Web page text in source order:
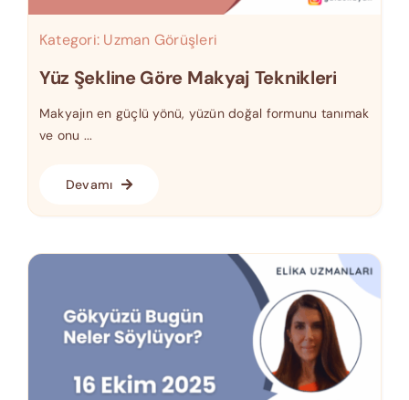
Kategori: Uzman Görüşleri
Yüz Şekline Göre Makyaj Teknikleri
Makyajın en güçlü yönü, yüzün doğal formunu tanımak
ve onu ...
Devamı